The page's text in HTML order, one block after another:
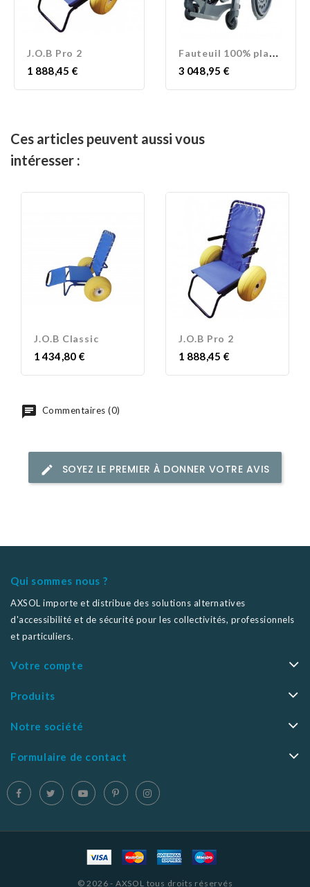
J.O.B Pro 2
Prix
1 888,45 €
F
auteuil 100% plastique
Prix
3 048,95 €
Ces articles peuvent aussi vous
intéresser :
J.O.B Classic
Prix
1 434,80 €
J.O.B Pro 2
Prix
1 888,45 €
Commentaires (0)
SOYEZ LE PREMIER À DONNER VOTRE AVIS
Qui sommes nous ?
AXSOL importe et distribue des solutions alternatives
d'accessibilité et de sécurité pour les collectivités, professionnels
et particuliers.
Votre compte
Produits
Notre société
Formulaire de contact
© 2026 - AXSOL tous droits réservés